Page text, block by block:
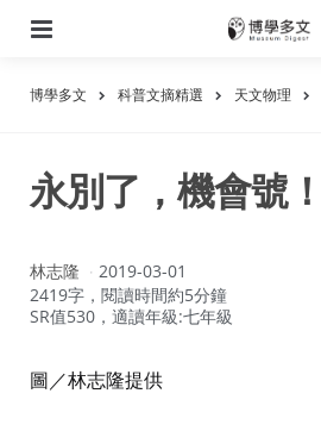
博學多文 科普文摘精選 天文物理
永別了，機會號！
作
者：
林志隆
2019-03-01
2419字，閱讀時間約5分鐘
SR值530，適讀年級:七年級
圖／林志隆提供